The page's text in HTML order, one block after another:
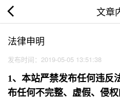
文章
法律申明
发布时间：2019-05-05 13:51:38
1、本站严禁发布任何违反
布任何不完整、虚假、侵权